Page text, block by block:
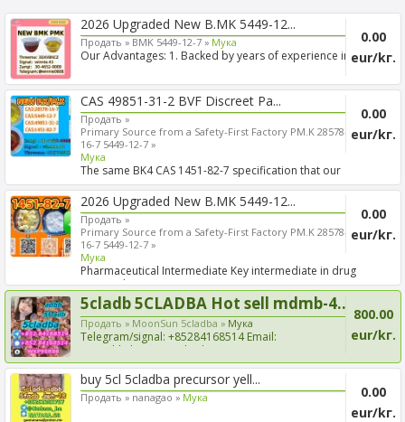
2026 Upgraded New B.MK 5449-12...
Продать » BMK 5449-12-7 » Mука
Our Advantages: 1. Backed by years of experience in
0.00
eur/kг.
CAS 49851-31-2 BVF Discreet Pa...
Продать »
Primary Source from a Safety-First Factory PM.K 28578-
16-7 5449-12-7 »
Mука
The same BK4 CAS 1451-82-7 specification that our
European p...
0.00
eur/kг.
2026 Upgraded New B.MK 5449-12...
Продать »
Primary Source from a Safety-First Factory PM.K 28578-
16-7 5449-12-7 »
Mука
Pharmaceutical Intermediate Key intermediate in drug
R&D and...
0.00
eur/kг.
5cladb 5CLADBA Hot sell mdmb-4...
Продать » MoonSun 5cladba » Mука
Telegram/signal: +85284168514 Email:
sungohkelvesq@outlook...
800.00
eur/kг.
buy 5cl 5cladba precursor yell...
Продать »nanagao »Mука
0.00
eur/kг.